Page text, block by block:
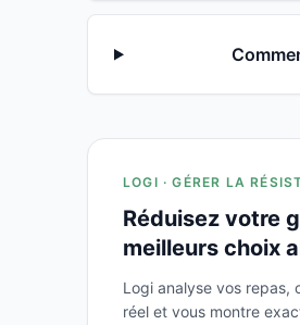
LOGI · GÉRER LA
Réduisez votre
meilleurs choix
Logi analyse vos repas,
réel et vous montre